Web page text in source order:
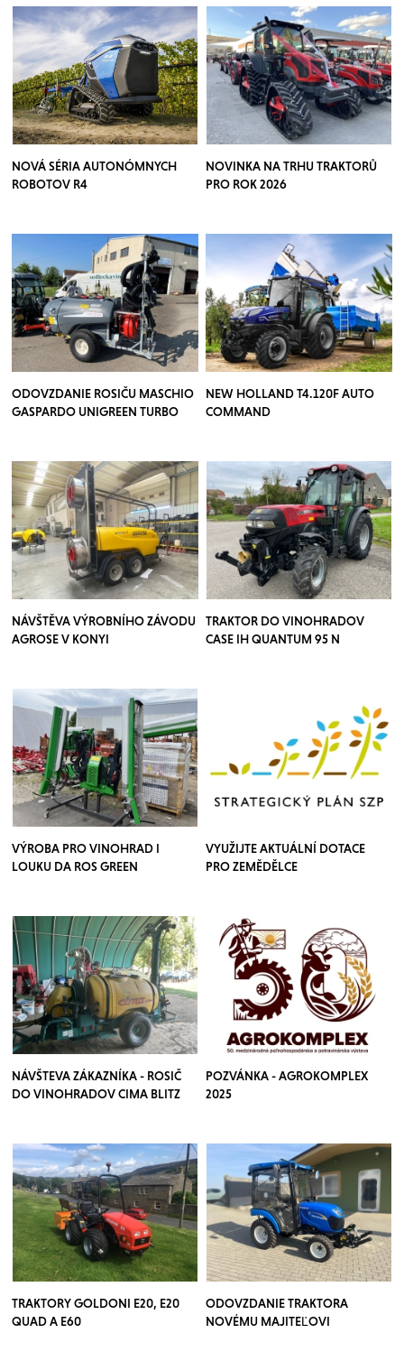
NOVÁ SÉRIA AUTONÓMNYCH
ROBOTOV R4
NOVINKA NA TRHU TRAKTORŮ
PRO ROK 2026
ODOVZDANIE ROSIČU MASCHIO
GASPARDO UNIGREEN TURBO
NEW HOLLAND T4.120F AUTO
COMMAND
NÁVŠTĚVA VÝROBNÍHO ZÁVODU
AGROSE V KONYI
TRAKTOR DO VINOHRADOV
CASE IH QUANTUM 95 N
VÝROBA PRO VINOHRAD I
LOUKU DA ROS GREEN
VYUŽIJTE AKTUÁLNÍ DOTACE
PRO ZEMĚDĚLCE
NÁVŠTEVA ZÁKAZNÍKA - ROSIČ
DO VINOHRADOV CIMA BLITZ
POZVÁNKA - AGROKOMPLEX
2025
TRAKTORY GOLDONI E20, E20
QUAD A E60
ODOVZDANIE TRAKTORA
NOVÉMU MAJITEĽOVI